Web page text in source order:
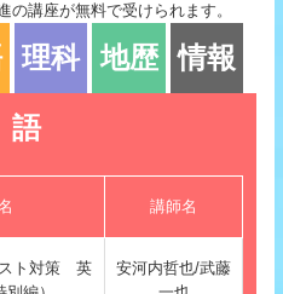
の講座が無料で受けられます。
理科 地歴 情報
講師名
ト対策 英
安河内哲也/武藤